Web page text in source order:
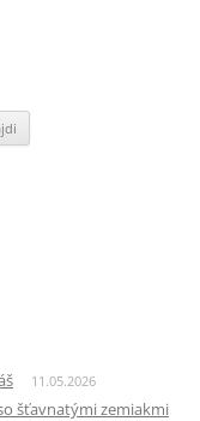
11.05.2026
šťavnatými zemiakmi